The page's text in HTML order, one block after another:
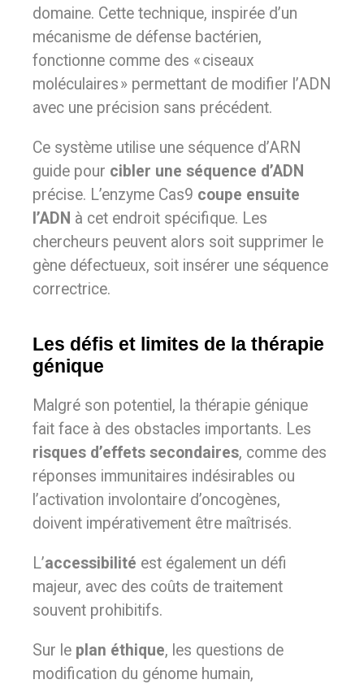
domaine. Cette technique, inspirée d’un
mécanisme de défense bactérien,
fonctionne comme des « ciseaux
moléculaires » permettant de modifier l’ADN
avec une précision sans précédent.
Ce système utilise une séquence d’ARN
guide pour cibler une séquence d’ADN
précise. L’enzyme Cas9 coupe ensuite
l’ADN à cet endroit spécifique. Les
chercheurs peuvent alors soit supprimer le
gène défectueux, soit insérer une séquence
correctrice.
Les défis et limites de la thérapie
génique
Malgré son potentiel, la thérapie génique
fait face à des obstacles importants. Les
risques d’effets secondaires, comme des
réponses immunitaires indésirables ou
l’activation involontaire d’oncogènes,
doivent impérativement être maîtrisés.
L’accessibilité est également un défi
majeur, avec des coûts de traitement
souvent prohibitifs.
Sur le plan éthique, les questions de
modification du génome humain,